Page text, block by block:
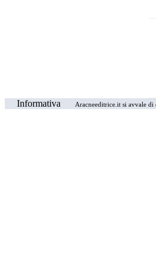
Informativa
Aracneeditrice.it si avvale